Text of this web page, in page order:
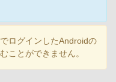
ログインしたAndroidの
ことができません。